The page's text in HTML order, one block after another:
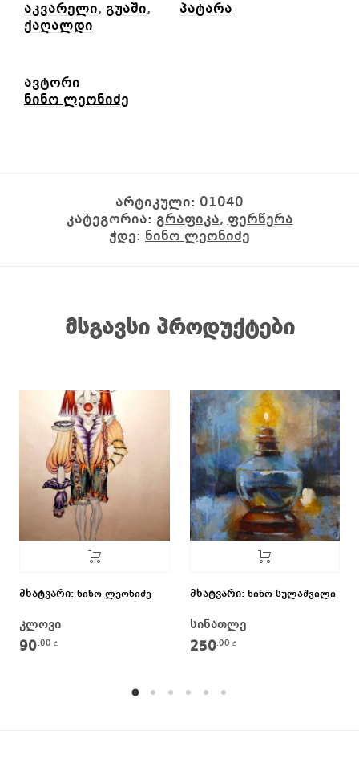
აკვარელი, გუაში,
ქაღალდი
პატარა
ავტორი
ნინო ლეონიძე
არტიკული: 01040
კატეგორია: გრაფიკა, ფერწერა
ჭდე: ნინო ლეონიძე
მსგავსი პროდუქტები
მხატვარი: ნინო ლეონიძე
კლოვი
90.00 ₾
მხატვარი: ნინო სულაშვილი
სინათლე
250.00₾